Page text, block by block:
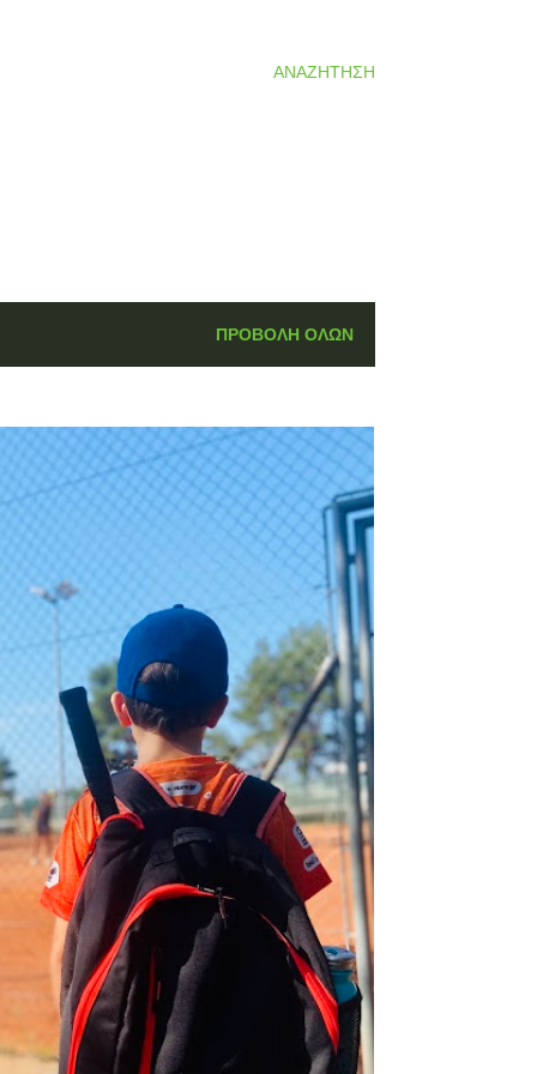
ΑΝΑΖΉΤΗΣΗ
ΠΡΟΒΟΛΉ ΌΛΩΝ